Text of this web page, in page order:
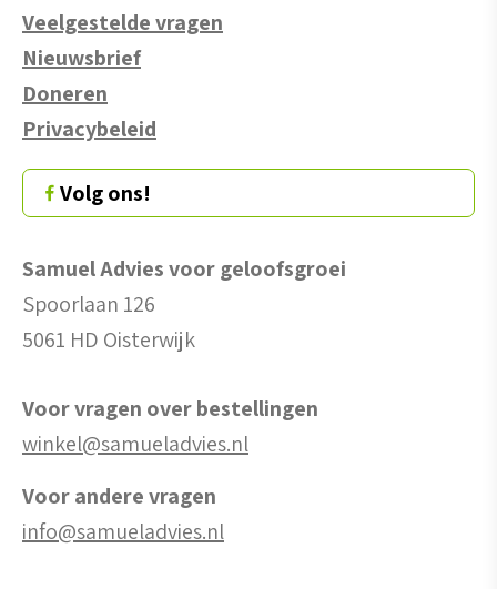
Veelgestelde vragen
Nieuwsbrief
Doneren
Privacybeleid
Volg ons!
Samuel Advies voor geloofsgroei
Spoorlaan 126
5061 HD Oisterwijk
Voor vragen over bestellingen
winkel@samueladvies.nl
Voor andere vragen
info@samueladvies.nl